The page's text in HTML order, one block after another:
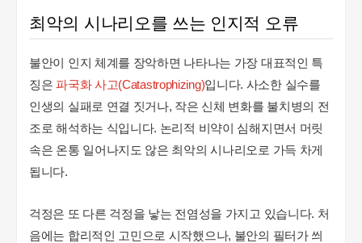
최악의 시나리오를 쓰는 인지적 오류
불안이 인지 체계를 장악하면 나타나는 가장 대표적인 특
징은 파국화 사고(Catastrophizing)입니다. 사소한 실수를
인생의 실패로 연결 짓거나, 작은 신체 변화를 불치병의 전
조로 해석하는 식입니다. 논리적 비약이 심해지면서 머릿
속은 온통 일어나지도 않은 최악의 시나리오로 가득 차게
됩니다.
걱정은 또 다른 걱정을 낳는 전염성을 가지고 있습니다. 처
음에는 합리적인 고민으로 시작했으나, 불안의 필터가 씌